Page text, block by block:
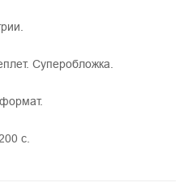
Суперобложка.
с.